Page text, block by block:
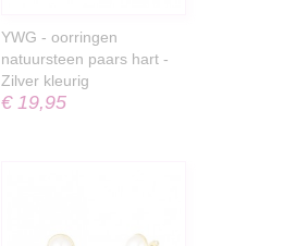
YWG - oorringen
natuursteen paars hart -
Zilver kleurig
€ 19,95